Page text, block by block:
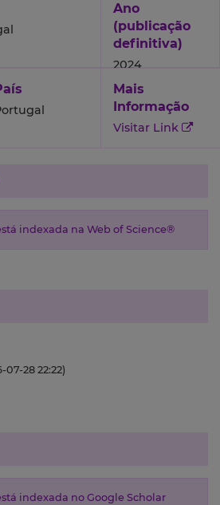
Ano
(publicação
definitiva)
2024
Mais
Informação
Visitar Link
indexada na Web of Science®
28 22:22)
indexada no Google Scholar